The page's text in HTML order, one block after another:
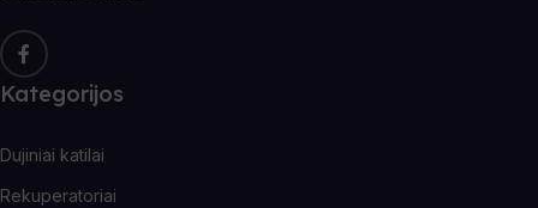
Kategorijos
Dujiniai katilai
Rekuperatoriai